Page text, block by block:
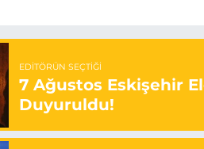
EDITÖRÜN SEÇTIĞI
7 Ağustos Eskişehir
Duyuruldu!